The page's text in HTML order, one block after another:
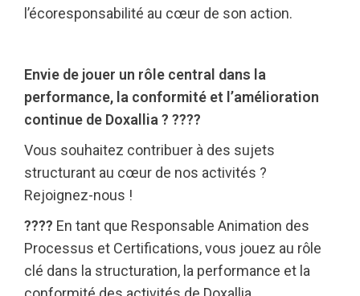
l’écoresponsabilité au cœur de son action.
Envie de jouer un rôle central dans la
performance, la conformité et l’amélioration
continue de Doxallia ? ????
Vous souhaitez contribuer à des sujets
structurant au cœur de nos activités ?
Rejoignez-nous !
???? En tant que Responsable Animation des
Processus et Certifications, vous jouez au rôle
clé dans la structuration, la performance et la